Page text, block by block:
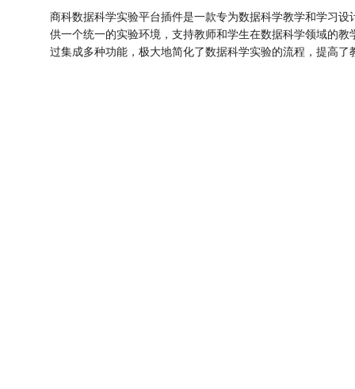
商科数据科学实验平台插件是一款专为数据科学教学和学习设
供一个统一的实验环境，支持教师和学生在数据科学领域的教
过集成多种功能，极大地简化了数据科学实验的流程，提高了